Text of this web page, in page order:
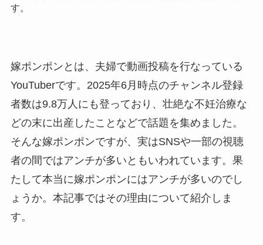
す。
嫁ポンポンとは、夫婦で動画投稿を行なっている
YouTuberです。2025年6月時点のチャンネル登録
者数は9.8万人にも登っており、壮絶な不妊治療な
どの末に出産したことなどで話題を集めました。
そんな嫁ポンポンですが、実はSNSや一部の視聴
者の間ではアンチが多いともいわれています。果
たして本当に嫁ポンポンにはアンチが多いのでし
ょうか。本記事ではその理由について紹介しま
す。